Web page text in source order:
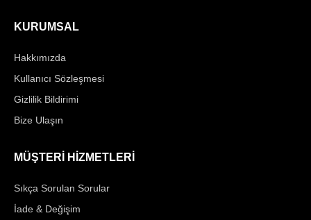
KURUMSAL
Hakkımızda
Kullanıcı Sözleşmesi
Gizlilik Bildirimi
Bize Ulaşın
MÜŞTERİ HİZMETLERİ
Sıkça Sorulan Sorular
İade & Değişim